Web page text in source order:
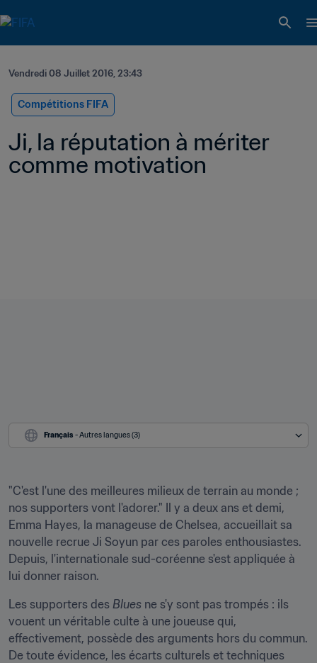
Vendredi 08 Juillet 2016, 23:43
Compétitions FIFA
Ji, la réputation à mériter
comme motivation
Français - Autres langues (3)
"C'est l'une des meilleures milieux de terrain au monde ;
nos supporters vont l'adorer." Il y a deux ans et demi,
Emma Hayes, la manageuse de Chelsea, accueillait sa
nouvelle recrue Ji Soyun par ces paroles enthousiastes.
Depuis, l'internationale sud-coréenne s'est appliquée à
lui donner raison.
Les supporters des Blues ne s'y sont pas trompés : ils
vouent un véritable culte à une joueuse qui,
effectivement, possède des arguments hors du commun.
De toute évidence, les écarts culturels et techniques